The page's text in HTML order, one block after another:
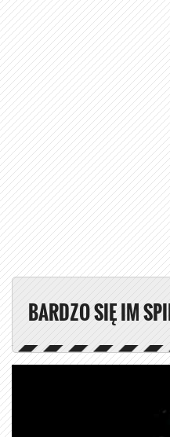
BARDZO SIĘ IM